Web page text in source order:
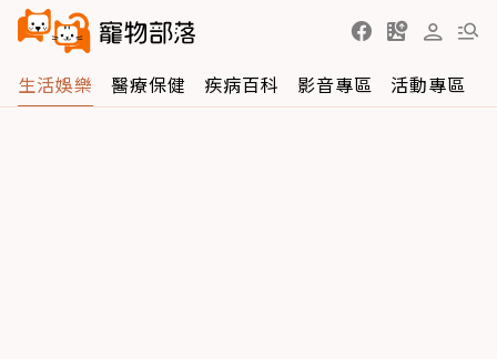
生活娛樂 醫療保健 疾病百科 影音專區 活動專區